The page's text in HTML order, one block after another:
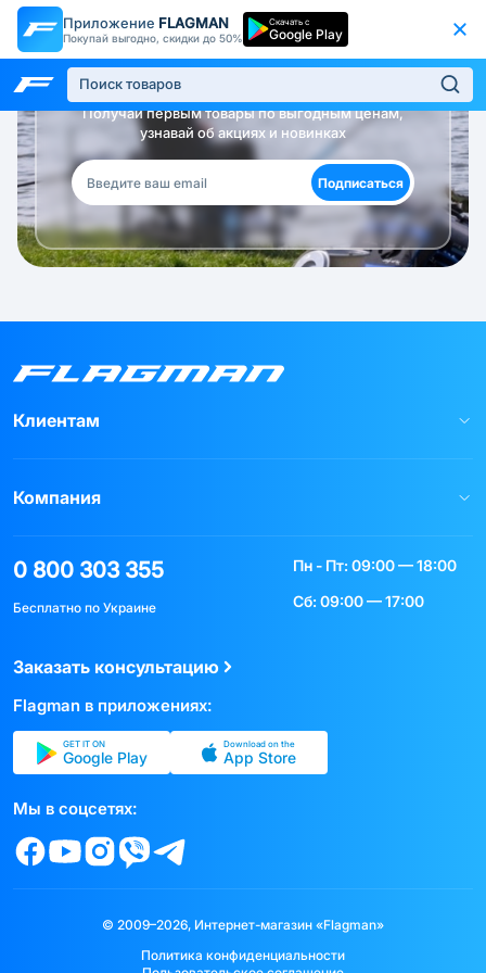
Приложение FLAGMAN
Покупай выгодно, скидки до 50%
Скачать с
Google Play
Будь в курсе!
Получай первым товары по выгодным ценам,
узнавай об акциях и новинках
Подписаться
Клиентам
Компания
0 800 303 355
Бесплатно по Украине
Пн - Пт: 09:00 — 18:00
Сб: 09:00 — 17:00
Заказать консультацию
Flagman в приложениях:
GET IT ON
Google Play
Download on the
App Store
Мы в соцсетях:
© 2009–2026, Интернет-магазин «Flagman»
Политика конфиденциальности